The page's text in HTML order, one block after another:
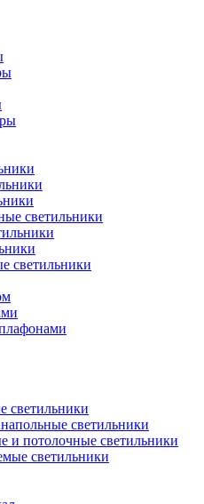
светильники
светильники
светильники
светильники
и потолочные светильники
светильники